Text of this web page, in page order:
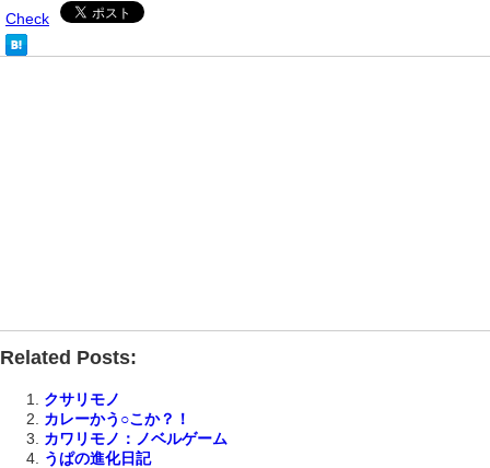
Check
Related Posts:
クサリモノ
カレーかう○こか？！
カワリモノ：ノベルゲーム
うぱの進化日記